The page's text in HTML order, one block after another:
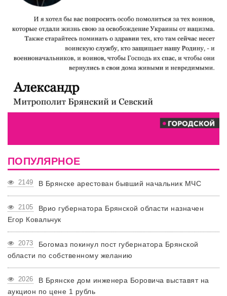
ПОПУЛЯРНОЕ
2149 В Брянске арестован бывший начальник МЧС
2105
Врио губернатора Брянской области назначен
Егор Ковальчук
2073
Богомаз покинул пост губернатора Брянской
области по собственному желанию
2026
В Брянске дом инженера Боровича выставят на
аукцион по цене 1 рубль